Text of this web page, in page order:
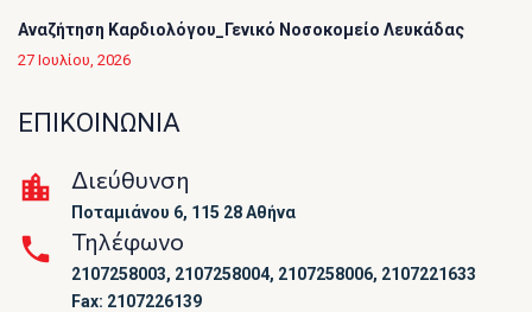
Αναζήτηση Καρδιολόγου_Γενικό Νοσοκομείο Λευκάδας
27 Ιουλίου, 2026
ΕΠΙΚΟΙΝΩΝΙΑ
Διεύθυνση
Ποταμιάνου 6, 115 28 Αθήνα
Τηλέφωνο
2107258003, 2107258004, 2107258006, 2107221633
Fax: 2107226139